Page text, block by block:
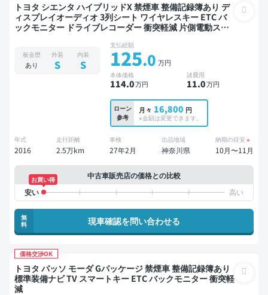
トヨタ シエンタ ハイブリッドX 禁煙車 整備記録簿あり デ
ィスプレイオーディオ 3列シート ワイヤレスキー ETC バ
ックモニター ドライブレコーダー 衝突軽減 片側電動スラ
板金歴
あり
外装
S
内装
S
支払総額
125.0 万円
本体価格
114.0万円
諸費用
11.0万円
ローン
参考
月々 16,800 円
※金額は変更できます。
年式
2016
走行距離
2.5万km
車検
27年2月
出品地域
神奈川県
納期の目安 ※
10月〜11月
中古車販売店の価格との比較
お買い得
無
料
現車確認を問い合わせる
価格交渉OK
トヨタ パッソ モーダ Gパッケージ 禁煙車 整備記録簿あり
標準装備ナビ TV スマートキー ETC バックモニター 衝突軽
減